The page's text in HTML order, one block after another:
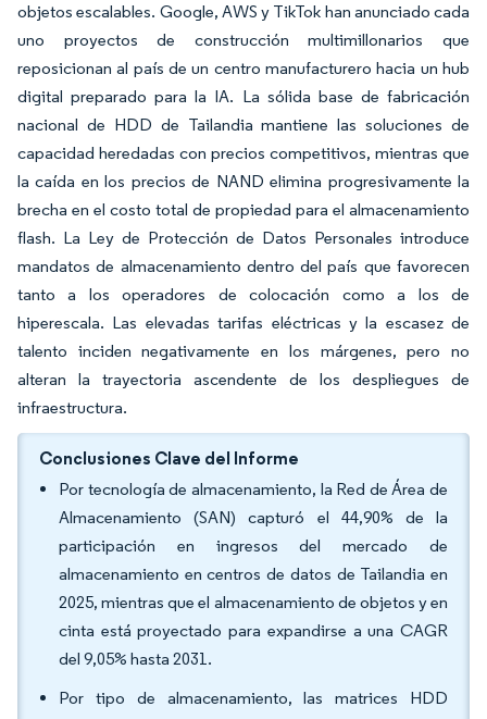
objetos escalables. Google, AWS y TikTok han anunciado cada
uno proyectos de construcción multimillonarios que
reposicionan al país de un centro manufacturero hacia un hub
digital preparado para la IA. La sólida base de fabricación
nacional de HDD de Tailandia mantiene las soluciones de
capacidad heredadas con precios competitivos, mientras que
la caída en los precios de NAND elimina progresivamente la
brecha en el costo total de propiedad para el almacenamiento
flash. La Ley de Protección de Datos Personales introduce
mandatos de almacenamiento dentro del país que favorecen
tanto a los operadores de colocación como a los de
hiperescala. Las elevadas tarifas eléctricas y la escasez de
talento inciden negativamente en los márgenes, pero no
alteran la trayectoria ascendente de los despliegues de
infraestructura.
Conclusiones Clave del Informe
Por tecnología de almacenamiento, la Red de Área de
Almacenamiento (SAN) capturó el 44,90% de la
participación en ingresos del mercado de
almacenamiento en centros de datos de Tailandia en
2025, mientras que el almacenamiento de objetos y en
cinta está proyectado para expandirse a una CAGR
del 9,05% hasta 2031.
Por tipo de almacenamiento, las matrices HDD